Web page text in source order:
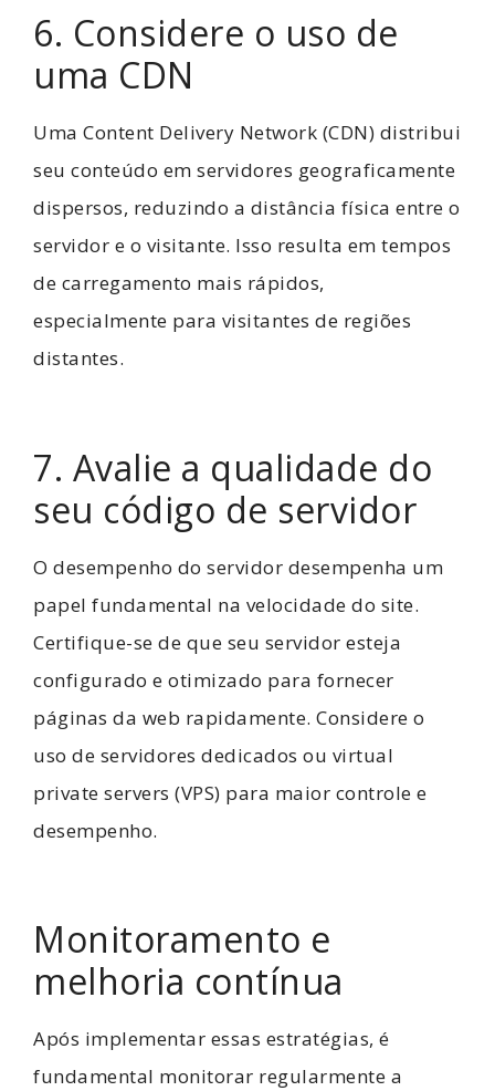
6. Considere o uso de
uma CDN
Uma Content Delivery Network (CDN) distribui
seu conteúdo em servidores geograficamente
dispersos, reduzindo a distância física entre o
servidor e o visitante. Isso resulta em tempos
de carregamento mais rápidos,
especialmente para visitantes de regiões
distantes.
7. Avalie a qualidade do
seu código de servidor
O desempenho do servidor desempenha um
papel fundamental na velocidade do site.
Certifique-se de que seu servidor esteja
configurado e otimizado para fornecer
páginas da web rapidamente. Considere o
uso de servidores dedicados ou virtual
private servers (VPS) para maior controle e
desempenho.
Monitoramento e
melhoria contínua
Após implementar essas estratégias, é
fundamental monitorar regularmente a